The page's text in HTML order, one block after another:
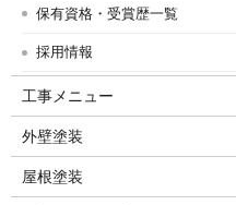
保有資格・受賞歴一覧
採用情報
工事メニュー
外壁塗装
屋根塗装